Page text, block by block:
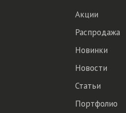
Акции
Распродажа
Новинки
Новости
Статьи
Портфолио